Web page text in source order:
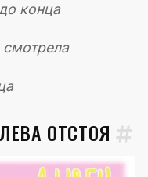
конца
ОТСТОЯ